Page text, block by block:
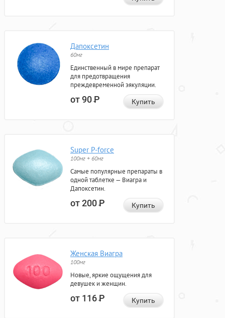
Дапоксетин
60мг
Единственный в мире препарат
для предотвращения
преждевременной эякуляции.
от 90Р Купить
Super P-force
100мг + 60мг
Самые популярные препараты в
одной таблетке — Виагра и
Дапоксетин.
от 200Р Купить
Женская Виагра
100мг
Новые, яркие ощущения для
девушек и женщин.
от 116Р Купить